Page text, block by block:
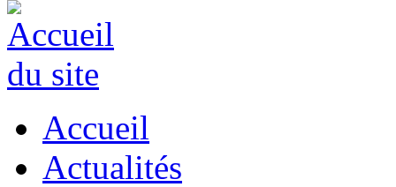
Accueil
Actualités